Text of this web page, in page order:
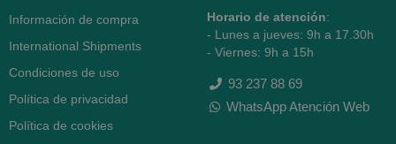
Información de compra
International Shipments
Condiciones de uso
Política de privacidad
Política de cookies
Horario de atención:
- Lunes a jueves: 9h a 17.30h
- Viernes: 9h a 15h
93 237 88 69
WhatsApp Atención Web